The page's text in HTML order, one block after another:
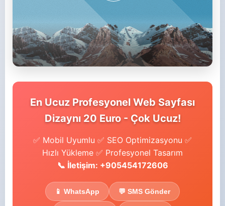
En Ucuz Profesyonel Web Sayfası
Dizaynı 20 Euro - Çok Ucuz!
✅ Mobil Uyumlu ✅ SEO Optimizasyonu ✅
Hızlı Yükleme ✅ Profesyonel Tasarım
📞 İletişim: +905454172606
📱 WhatsApp 💬 SMS Gönder